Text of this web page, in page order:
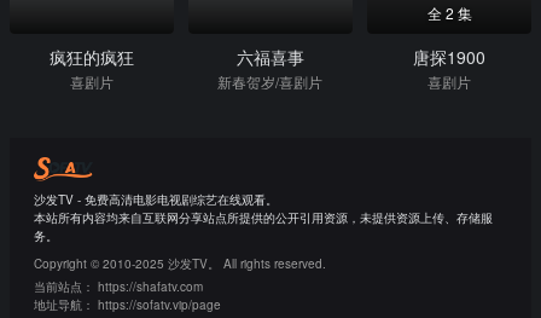
疯狂的疯狂
喜剧片
六福喜事
新春贺岁/喜剧片
全 2 集
唐探1900
喜剧片
沙发TV - 免费高清电影电视剧综艺在线观看。
本站所有内容均来自互联网分享站点所提供的公开引用资源，未提供资源上传、存储服
务。
Copyright © 2010-2025 沙发TV。 All rights reserved.
当前站点： https://shafatv.com
地址导航： https://sofatv.vip/page